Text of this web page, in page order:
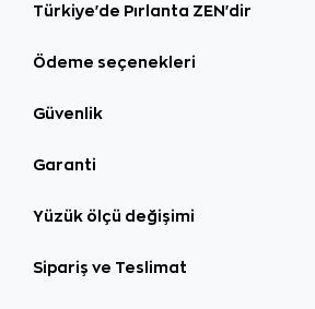
Türkiye'de Pırlanta ZEN'dir
Ödeme seçenekleri
Güvenlik
Garanti
Yüzük ölçü değişimi
Sipariş ve Teslimat